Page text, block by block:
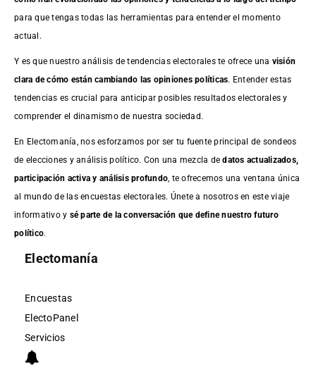
para que tengas todas las herramientas para entender el momento
actual.
Y es que nuestro análisis de tendencias electorales te ofrece una visión
clara de cómo están cambiando las opiniones políticas. Entender estas
tendencias es crucial para anticipar posibles resultados electorales y
comprender el dinamismo de nuestra sociedad.
En Electomanía, nos esforzamos por ser tu fuente principal de sondeos
de elecciones y análisis político. Con una mezcla dedatos actualizados,
participación activa y análisis profundo , te ofrecemos una ventana única
al mundo de las encuestas electorales. Únete a nosotros en este viaje
informativo y sé parte de la conversación que define nuestro futuro
político.
Electomanía
Encuestas
ElectoPanel
Servicios